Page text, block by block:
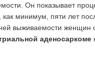
Он показывает
как минимум, пяти лет
выживаемости женщин
аденосаркоме